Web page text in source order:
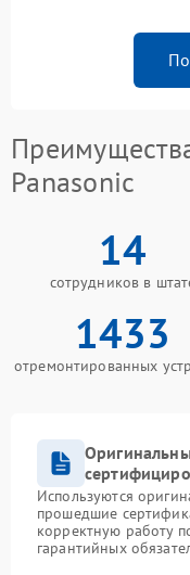
Panasonic
14
сотрудников в
1433
отремонтированных
Используются
прошедшие
корректную работу
гарантийных